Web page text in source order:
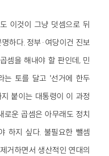
이것이 그냥 덧셈으로 뒤
하다. 정부·여당이건 진보
셈을 해내야 할 판인데, 민
는 토를 달고 '선거에 한두
붙이는 대통령이 이 과정
운 곱셈은 아무래도 정치
하지 싶다. 불필요한 뺄셈
거하면서 생산적인 연대의